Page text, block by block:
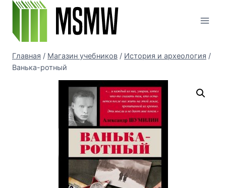
Перейти
содержимому
Главная / Магазин учебников / История и археология /
Ванька-ротный